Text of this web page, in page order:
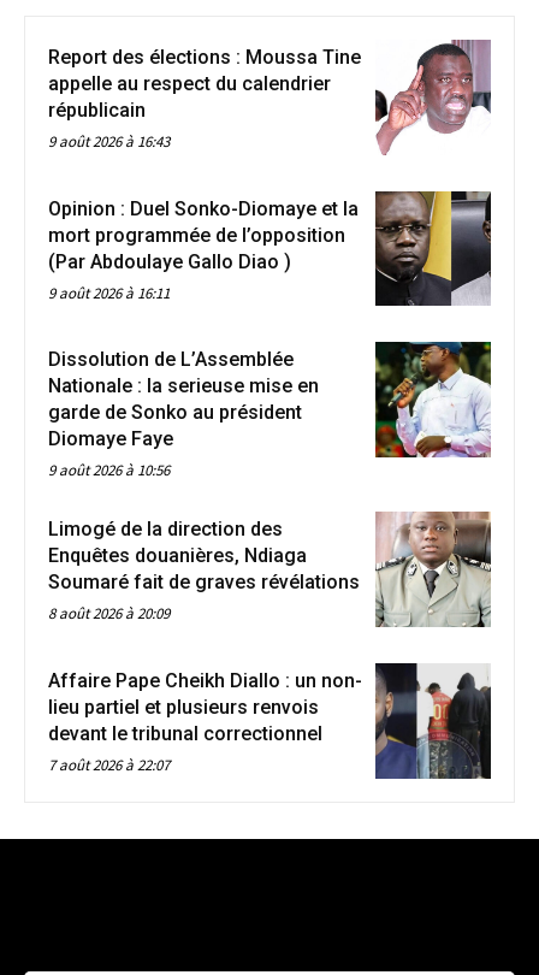
Report des élections : Moussa Tine
appelle au respect du calendrier
républicain
9 août 2026 à 16:43
Opinion : Duel Sonko-Diomaye et la
mort programmée de l’opposition
(Par Abdoulaye Gallo Diao )
9 août 2026 à 16:11
Dissolution de L’Assemblée
Nationale : la serieuse mise en
garde de Sonko au président
Diomaye Faye
9 août 2026 à 10:56
Limogé de la direction des
Enquêtes douanières, Ndiaga
Soumaré fait de graves révélations
8 août 2026 à 20:09
Affaire Pape Cheikh Diallo : un non-
lieu partiel et plusieurs renvois
devant le tribunal correctionnel
7 août 2026 à 22:07